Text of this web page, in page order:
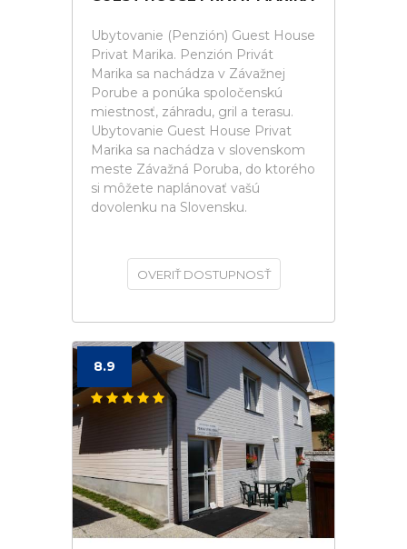
Ubytovanie (Penzión) Guest House
Privat Marika. Penzión Privát
Marika sa nachádza v Závažnej
Porube a ponúka spoločenskú
miestnosť, záhradu, gril a terasu.
Ubytovanie Guest House Privat
Marika sa nachádza v slovenskom
meste Závažná Poruba, do ktorého
si môžete naplánovať vašú
dovolenku na Slovensku.
OVERIŤ DOSTUPNOSŤ
8.9